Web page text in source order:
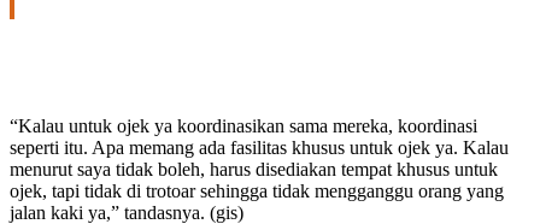
“Kalau untuk ojek ya koordinasikan sama mereka, koordinasi
seperti itu. Apa memang ada fasilitas khusus untuk ojek ya. Kalau
menurut saya tidak boleh, harus disediakan tempat khusus untuk
ojek, tapi tidak di trotoar sehingga tidak mengganggu orang yang
jalan kaki ya,” tandasnya. (gis)